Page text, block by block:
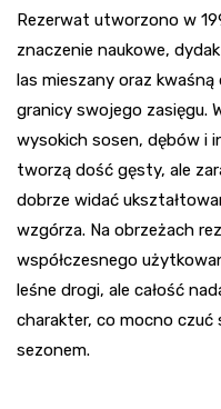
Rezerwat utworzono w
znaczenie naukowe,
las mieszany oraz
granicy swojego zasięgu.
wysokich sosen, dębów i
tworzą dość gęsty, ale
dobrze widać
wzgórza. Na obrzeżach
współczesnego
leśne drogi, ale całość
charakter, co mocno czuć
sezonem.